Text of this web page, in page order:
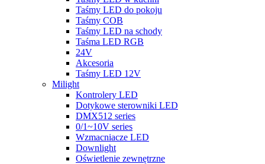
Taśmy LED do pokoju
Taśmy COB
Taśmy LED na schody
Taśma LED RGB
24V
Akcesoria
Taśmy LED 12V
Milight
Kontrolery LED
Dotykowe sterowniki LED
DMX512 series
0/1~10V series
Wzmacniacze LED
Downlight
Oświetlenie zewnętrzne